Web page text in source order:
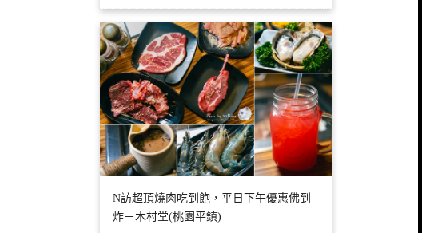
N訪超頂燒肉吃到飽，平日下午優惠佛到
炸－木村堂(桃園平鎮)